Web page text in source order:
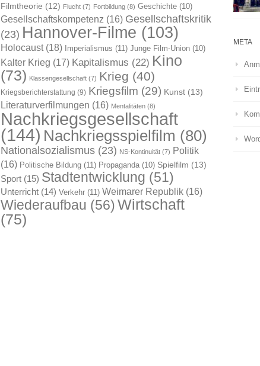
Filmtheorie (12) Flucht (7) Fortbildung (8) Geschichte (10)
Gesellschaftskompetenz (16) Gesellschaftskritik
(23) Hannover-Filme (103)
Holocaust(18) Imperialismus (11) Junge Film-Union (10)
Kalter Krieg (17) Kapitalismus (22) Kino
(73) Klassengesellschaft (7) Krieg (40)
Kriegsberichterstattung (9) Kriegsfilm (29) Kunst (13)
Literaturverfilmungen (16) Mentalitäten (8)
Nachkriegsgesellschaft
(144) Nachkriegsspielfilm (80)
Nationalsozialismus (23) NS-Kontinuität (7) Politik
(16) Politische Bildung (11) Propaganda (10) Spielfilm (13)
Sport (15) Stadtentwicklung (51)
Unterricht (14) Verkehr (11) Weimarer Republik (16)
Wiederaufbau (56)Wirtschaft
(75)
META